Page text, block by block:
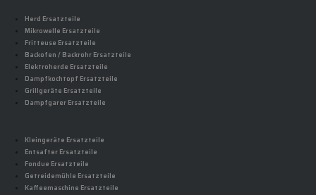
Herd Ersatzteile
Mikrowelle Ersatzteile
Fritteuse Ersatzteile
Backofen / Backrohr Ersatzteile
Elektroherde Ersatzteile
Dampfkochtopf Ersatzteile
Grillgeräte Ersatzteile
Dampfgarer Ersatzteile
Kleingeräte Ersatzteile
Entsafter Ersatzteile
Fondue Ersatzteile
Getreidemühle Ersatzteile
Kaffeemaschine Ersatzteile